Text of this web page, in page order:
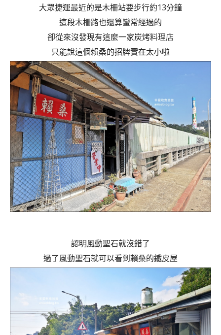
大眾捷運最近的是木柵站要步行約13分鐘
這段木柵路也還算蠻常經過的
卻從來沒發現有這麼一家炭烤料理店
只能說這個賴桑的招牌實在太小啦
認明風動聖石就沒錯了
過了風動聖石就可以看到賴桑的鐵皮屋